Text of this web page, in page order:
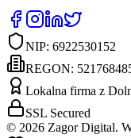
NIP: 6922530152
REGON:
Lokalna firma z
SSL Secured
© 2026 Zagor Digital.